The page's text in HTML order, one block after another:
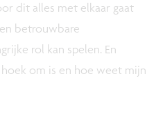
dit alles met elkaar gaat
betrouwbare
rol kan spelen. En
om is en hoe weet mijn